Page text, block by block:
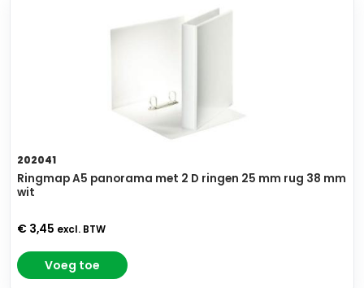
202041
Ringmap A5 panorama met 2 D ringen 25 mm rug 38 mm
wit
€ 3,45 excl. BTW
Voeg toe